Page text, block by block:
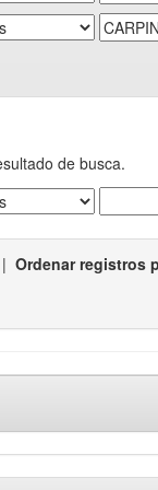
de busca.
| Ordenar registros